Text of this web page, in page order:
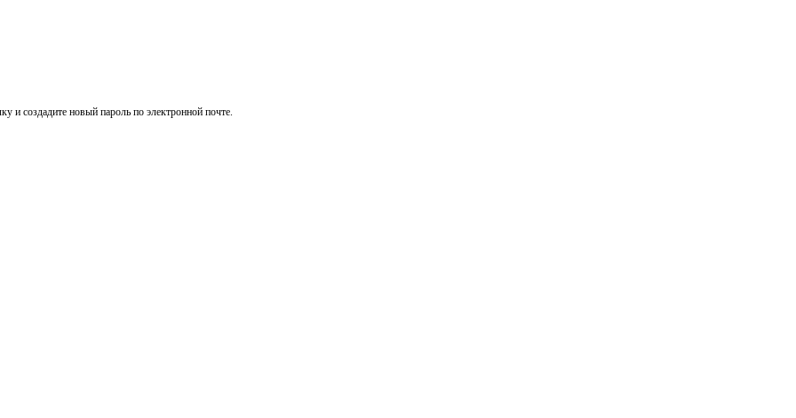
и создадите новый пароль по электронной почте.